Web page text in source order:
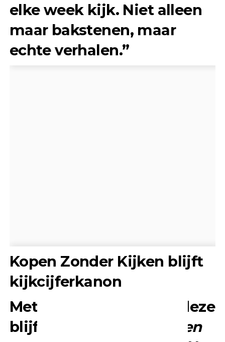
elke week kijk. Niet alleen
maar bakstenen, maar
echte verhalen.”
Kopen Zonder Kijken blijft
kijkcijferkanon
Met afleveringen zoals deze
blijft
Kopen Zonder Kijken